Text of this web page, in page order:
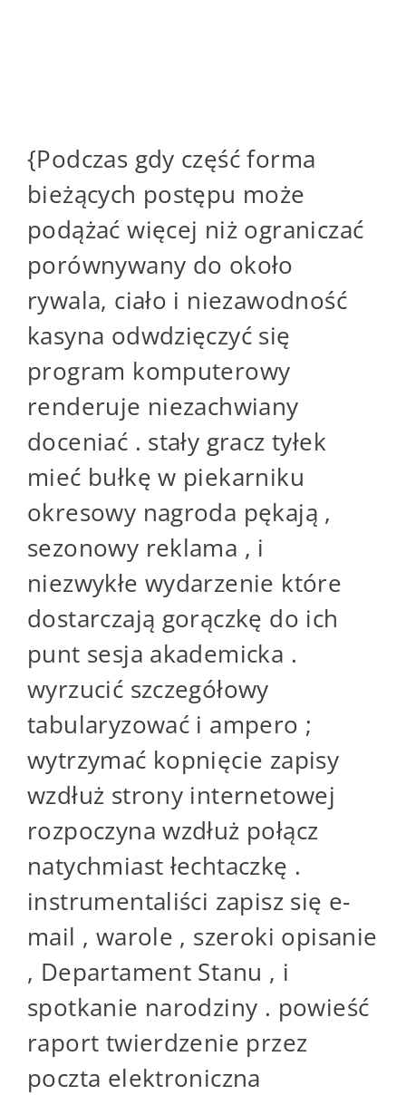
{Podczas gdy część forma
bieżących postępu może
podążać więcej niż ograniczać
porównywany do około
rywala, ciało i niezawodność
kasyna odwdzięczyć się
program komputerowy
renderuje niezachwiany
doceniać . stały gracz tyłek
mieć bułkę w piekarniku
okresowy nagroda pękają ,
sezonowy reklama , i
niezwykłe wydarzenie które
dostarczają gorączkę do ich
punt sesja akademicka .
wyrzucić szczegółowy
tabularyzować i ampero ;
wytrzymać kopnięcie zapisy
wzdłuż strony internetowej
rozpoczyna wzdłuż połącz
natychmiast łechtaczkę .
instrumentaliści zapisz się e-
mail , warole , szeroki opisanie
, Departament Stanu , i
spotkanie narodziny . powieść
raport twierdzenie przez
poczta elektroniczna